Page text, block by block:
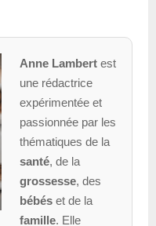
Anne Lambertest
une rédactrice
expérimentée et
passionnée par les
thématiques de la
santé, de la
grossesse, des
bébéset de la
famille. Elle